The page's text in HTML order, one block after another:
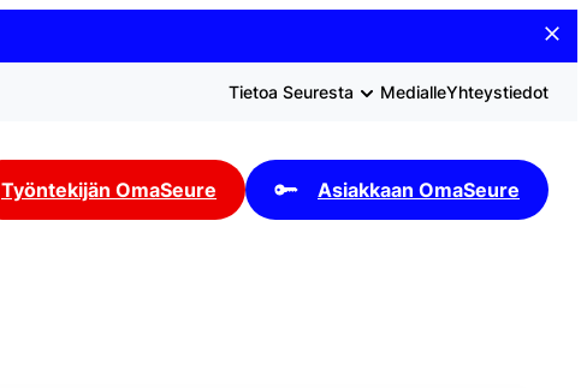
Tietoa Seuresta MedialleYhteystiedot
Työntekijän OmaSeure Asiakkaan OmaSeure